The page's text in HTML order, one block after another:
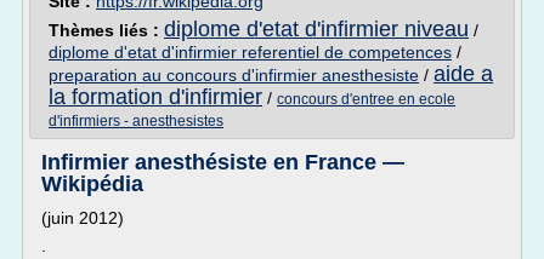
Thèmes liés : diplome d'etat d'infirmier niveau /
diplome d'etat d'infirmier referentiel de competences /
preparation au concours d'infirmier anesthesiste / aide a
la formation d'infirmier / concours d'entree en ecole
d'infirmiers - anesthesistes
Infirmier anesthésiste en France —
Wikipédia
(juin 2012)